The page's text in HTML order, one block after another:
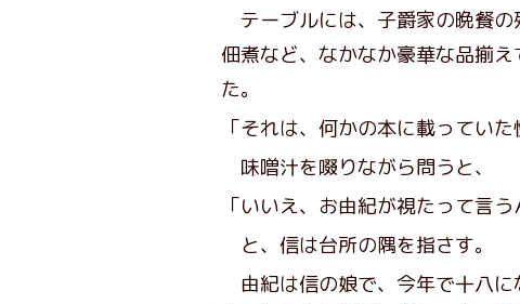
テーブルには、子爵家の晩餐
佃煮など、なかなか豪華な品揃
た。
「それは、何かの本に載っていた
味噌汁を啜りながら問うと、
「いいえ、お由紀が視たって言う
と、信は台所の隅を指さす。
由紀は信の娘で、今年で十八